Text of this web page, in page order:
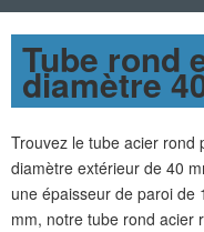
Tube rond
diamètre
Trouvez le tube acier rond
diamètre extérieur de 40
une épaisseur de paroi de
mm, notre tube rond acier